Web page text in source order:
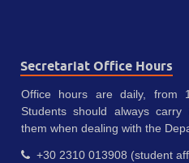
Secretariat Office Hours
Office hours are daily, from
Students should always
them when dealing with the
+30 2310 013908 (student